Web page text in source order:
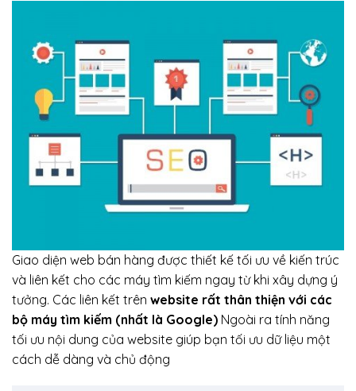
Giao diện web bán hàng được thiết kế tối ưu về kiến trúc
và liên kết cho các máy tìm kiếm ngay từ khi xây dựng ý
tưởng. Các liên kết trên website rất thân thiện với các
bộ máy tìm kiếm (nhất là Google) Ngoài ra tính năng
tối ưu nội dung của website giúp bạn tối ưu dữ liệu một
cách dễ dàng và chủ động